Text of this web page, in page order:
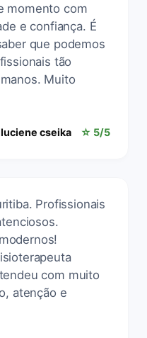
momento com
e confiança. É
que podemos
tão
Muito
luciene cseika ☆ 5/5
Profissionais
com muito
atenção e